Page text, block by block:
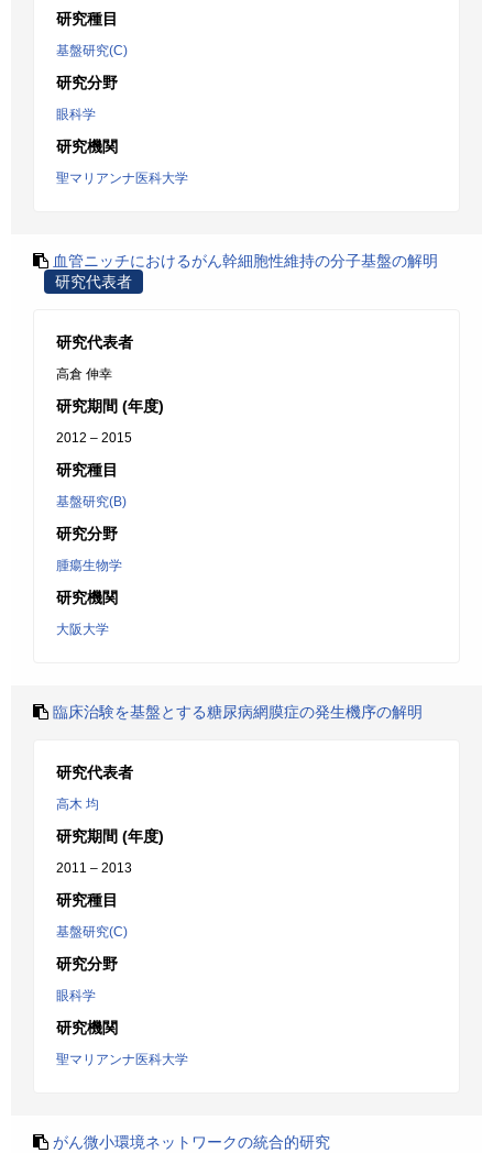
研究種目
基盤研究(C)
研究分野
眼科学
研究機関
聖マリアンナ医科大学
血管ニッチにおけるがん幹細胞性維持の分子基盤の解明
研究代表者
研究代表者
高倉 伸幸
研究期間 (年度)
2012 – 2015
研究種目
基盤研究(B)
研究分野
腫瘍生物学
研究機関
大阪大学
臨床治験を基盤とする糖尿病網膜症の発生機序の解明
研究代表者
高木 均
研究期間 (年度)
2011 – 2013
研究種目
基盤研究(C)
研究分野
眼科学
研究機関
聖マリアンナ医科大学
がん微小環境ネットワークの統合的研究